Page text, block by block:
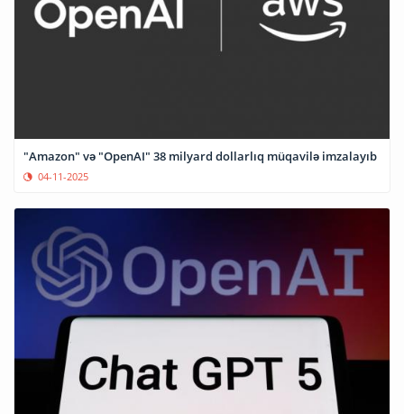
"Amazon" və "OpenAI" 38 milyard dollarlıq müqavilə imzalayıb
04-11-2025